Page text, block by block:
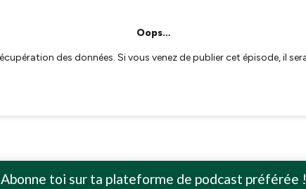
Abonne toi sur ta plateforme de podcast préférée !